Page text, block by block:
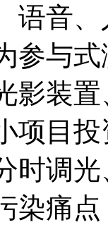
语音
参与
影装
项目
时调
染痛